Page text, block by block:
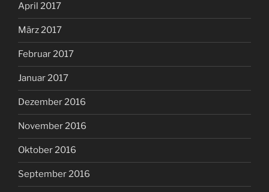
April 2017
März 2017
Februar 2017
Januar 2017
Dezember 2016
November 2016
Oktober 2016
September 2016